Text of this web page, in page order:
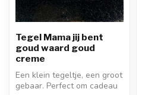
Tegel Mama jij bent
goud waard goud
creme
Een klein tegeltje, een groot
gebaar. Perfect om cadeau